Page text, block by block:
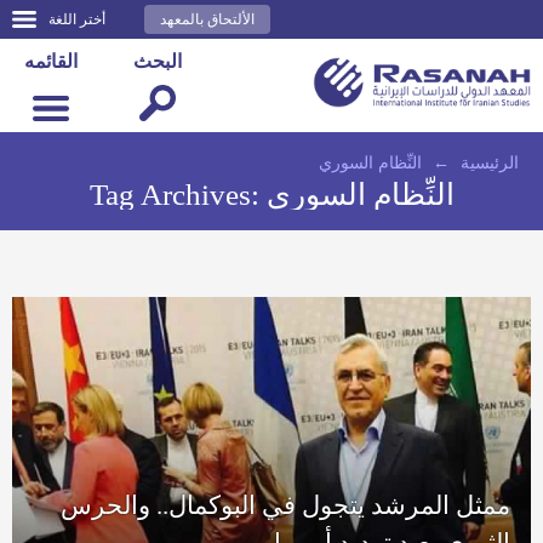
أختر اللغة الألتحاق بالمعهد
القائمه البحث
الرئيسية ← النِّظام السوري
Tag Archives: النِّظام السوري
ممثل المرشد يتجول في البوكمال.. والحرس